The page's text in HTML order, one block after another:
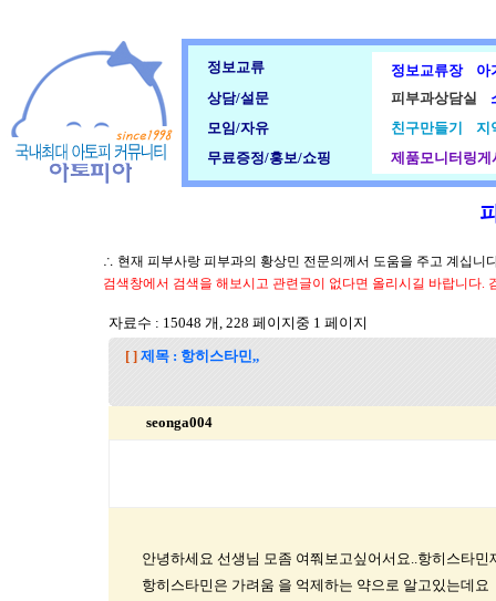
정보교류 정보교류장
아
상담/설문
피부과상담실
모임/자유
친구만들기
지
무료증정/홍보/쇼핑
제품모니터링게
∴ 현재 피부사랑 피부과의 황상민 전문의께서 도움을 주고 계십니
검색창에서 검색을 해보시고 관련글이 없다면 올리시길 바랍니다.
자료수 : 15048 개, 228 페이지중 1 페이지
[ ] 제목 : 항히스타민,,
seonga004
안녕하세요 선생님 모좀 여쭤보고싶어서요..항히스타
항히스타민은 가려움 을 억제하는 약으로 알고있는데요